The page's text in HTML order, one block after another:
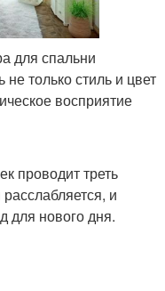
в маленькую
для спальни
не только стиль и цвет
восприятие
проводит треть
и
для нового дня.